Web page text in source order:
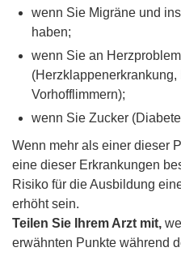
wenn Sie Migräne und
haben;
wenn Sie an
Vorhofflimmern);
wenn Sie Zucker
Wenn mehr als einer dieser
eine dieser Erkrankungen
Risiko für die Ausbildung
erhöht sein.
Teilen Sie Ihrem Arzt mit,
erwähnten Punkte während